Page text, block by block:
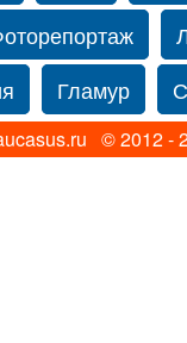
Гламур
© 2012 -